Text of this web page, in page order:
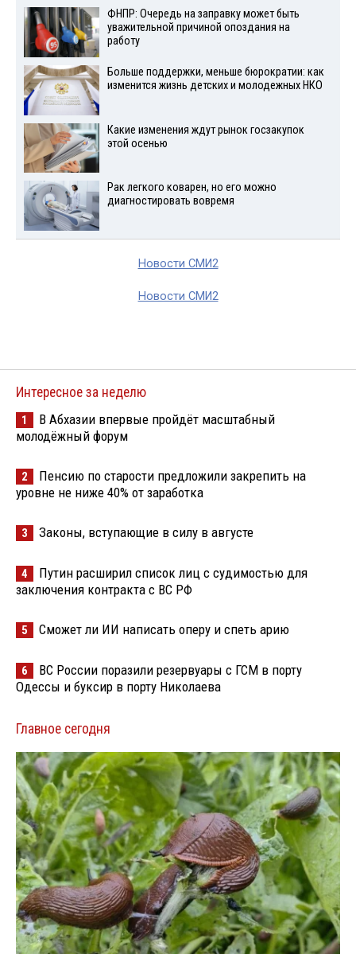
ФНПР: Очередь на заправку может быть
уважительной причиной опоздания на
работу
Больше поддержки, меньше бюрократии: как
изменится жизнь детских и молодежных НКО
Какие изменения ждут рынок госзакупок
этой осенью
Рак легкого коварен, но его можно
диагностировать вовремя
Новости СМИ2
Новости СМИ2
Интересное за неделю
1
В Абхазии впервые пройдёт масштабный
молодёжный форум
2
Пенсию по старости предложили закрепить на
уровне не ниже 40% от заработка
3 Законы, вступающие в силу в августе
4
Путин расширил список лиц с судимостью для
заключения контракта с ВС РФ
5 Сможет ли ИИ написать оперу и спеть арию
6
ВС России поразили резервуары с ГСМ в порту
Одессы и буксир в порту Николаева
Главное сегодня